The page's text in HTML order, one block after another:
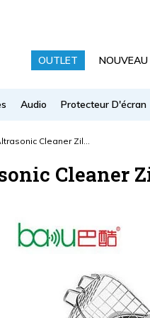
OUTLET NOUVEAU
Audio Protecteur D'écran
Cleaner Zil...
Cleaner